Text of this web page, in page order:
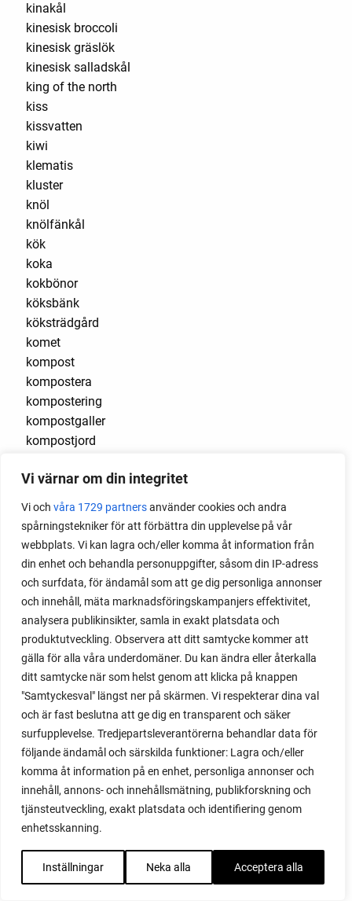
Vi värnar om din integritet
Vi och våra 1729 partnersanvänder cookies och andra
spårningstekniker för att förbättra din upplevelse på vår
webbplats. Vi kan lagra och/eller komma åt information från
din enhet och behandla personuppgifter, såsom din IP-adress
och surfdata, för ändamål som att ge dig personliga annonser
och innehåll, mäta marknadsföringskampanjers effektivitet,
analysera publikinsikter, samla in exakt platsdata och
produktutveckling. Observera att ditt samtycke kommer att
gälla för alla våra underdomäner. Du kan ändra eller återkalla
ditt samtycke när som helst genom att klicka på knappen
"Samtyckesval" längst ner på skärmen. Vi respekterar dina val
och är fast beslutna att ge dig en transparent och säker
surfupplevelse. Tredjepartsleverantörerna behandlar data för
följande ändamål och särskilda funktioner: Lagra och/eller
komma åt information på en enhet, personliga annonser och
innehåll, annons- och innehållsmätning, publikforskning och
tjänsteutveckling, exakt platsdata och identifiering genom
enhetsskanning.
Inställningar Neka alla Acceptera alla
kinakål
kinesisk broccoli
kinesisk gräslök
kinesisk salladskål
king of the north
kiss
kissvatten
kiwi
klematis
kluster
knöl
knölfänkål
kök
koka
kokbönor
köksbänk
köksträdgård
komet
kompost
kompostera
kompostering
kompostgaller
kompostjord
koriander
kornettblomma
körsbär
körvel
krans
krasse
kronärtskocka
kronärtskockor
kronofogden
krossa
kruka
krukodling
krukor
kruktomat
kruktomater
krusvin
krusvinbär
krydda
kryddor
kryddsalt
kryddväxter